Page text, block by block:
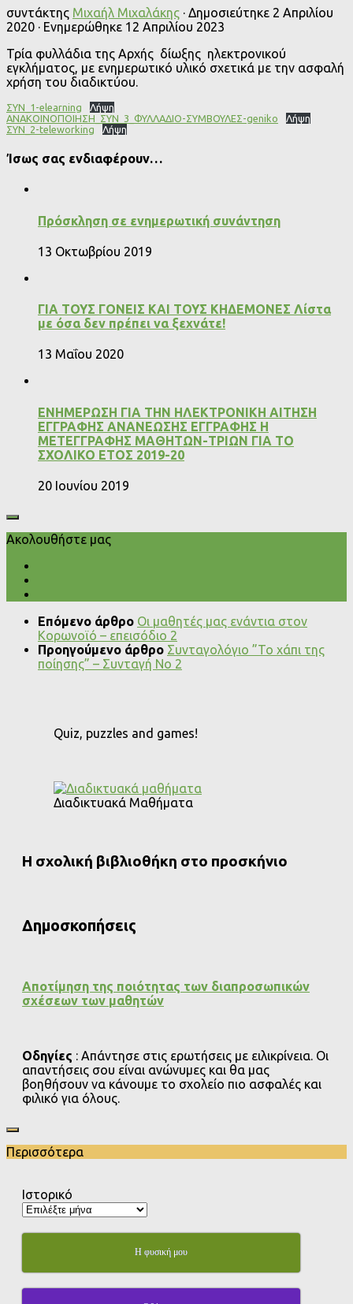
συντάκτης Μιχαήλ Μιχαλάκης · Δημοσιεύτηκε 2 Απριλίου
2020 · Ενημερώθηκε 12 Απριλίου 2023
Τρία φυλλάδια της Αρχής δίωξης ηλεκτρονικού
εγκλήματος, με ενημερωτικό υλικό σχετικά με την ασφαλή
χρήση του διαδικτύου.
ΣΥΝ_1-elearning
Λήψη
ΑΝΑΚΟΙΝΟΠΟΙΗΣΗ_ΣΥΝ_3_ΦΥΛΛAΔΙΟ-ΣΥΜΒΟΥΛΕΣ-geniko
Λήψη
ΣΥΝ_2-teleworking
Λήψη
Ίσως σας ενδιαφέρουν…
Πρόσκληση σε ενημερωτική συνάντηση
13 Οκτωβρίου 2019
ΓΙΑ ΤΟΥΣ ΓΟΝΕΙΣ ΚΑΙ ΤΟΥΣ ΚΗΔΕΜΟΝΕΣ Λίστα
με όσα δεν πρέπει να ξεχνάτε!
13 Μαΐου 2020
ΕΝΗΜΕΡΩΣΗ ΓΙΑ ΤΗΝ ΗΛΕΚΤΡΟΝΙΚΗ ΑΙΤΗΣΗ
ΕΓΓΡΑΦΗΣ ΑΝΑΝΕΩΣΗΣ ΕΓΓΡΑΦΗΣ Η
ΜΕΤΕΓΓΡΑΦΗΣ ΜΑΘΗΤΩΝ-ΤΡΙΩΝ ΓΙΑ ΤΟ
ΣΧΟΛΙΚΟ ΕΤΟΣ 2019-20
20 Ιουνίου 2019
Ακολουθήστε μας
Επόμενο άρθρο Οι μαθητές μας ενάντια στον
Κορωνοϊό – επεισόδιο 2
Προηγούμενο άρθρο Συνταγολόγιο ”Το χάπι της
ποίησης” – Συνταγή Νο 2
Quiz, puzzles and games!
Διαδικτυακά Μαθήματα
Η σχολική βιβλιοθήκη στο προσκήνιο
Δημοσκοπήσεις
Αποτίμηση της ποιότητας των διαπροσωπικών
σχέσεων των μαθητών
Οδηγίες : Απάντησε στις ερωτήσεις με ειλικρίνεια. Οι
απαντήσεις σου είναι ανώνυμες και θα μας
βοηθήσουν να κάνουμε το σχολείο πιο ασφαλές και
φιλικό για όλους.
Περισσότερα
Ιστορικό
Η φυσική μου